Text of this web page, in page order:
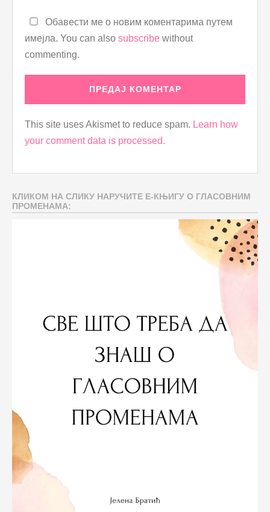
Обавести ме о новим коментарима путем
имејла. You can also subscribe without
commenting.
This site uses Akismet to reduce spam. Learn how
your comment data is processed.
КЛИКОМ НА СЛИКУ НАРУЧИТЕ Е-КЊИГУ О ГЛАСОВНИМ
ПРОМЕНАМА: